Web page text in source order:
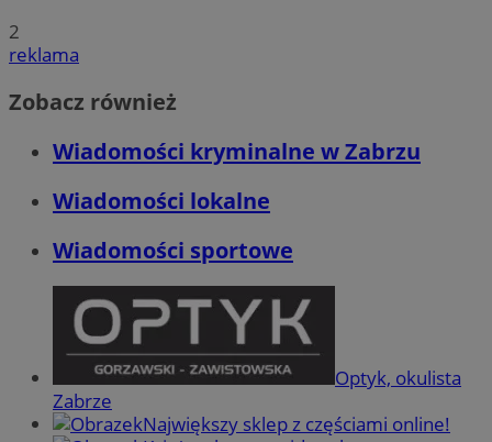
2
reklama
Zobacz również
Wiadomości kryminalne w Zabrzu
Wiadomości lokalne
Wiadomości sportowe
Optyk, okulista
Zabrze
Największy sklep z częściami online!